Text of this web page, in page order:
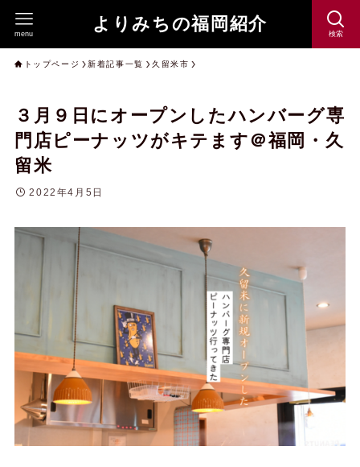
よりみちの福岡紹介 検索
menu
トップページ 新着記事一覧 久留米市
３月９日にオープンしたハンバーグ専
門店ピーナッツがキテます＠福岡・久
留米
2022年4月5日